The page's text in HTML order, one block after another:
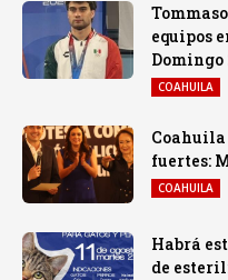
equipos
Domingo
COAHUILA
fuertes:
COAHUILA
Habrá
de